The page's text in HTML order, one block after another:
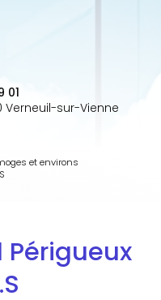
01
Verneuil-sur-Vienne
et environs